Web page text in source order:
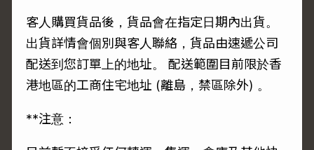
客人購買貨品後，貨品會在指定日期內出貨。
出貨詳情會個別與客人聯絡，貨品由速遞公司
配送到您訂單上的地址。 配送範圍目前限於香
港地區的工商住宅地址 (離島，禁區除外) 。
**注意：